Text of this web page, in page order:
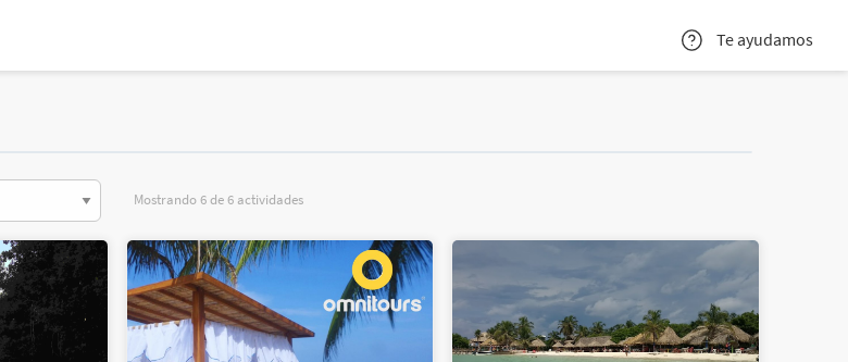
Te ayudamos
Mostrando 6 de 6 actividades